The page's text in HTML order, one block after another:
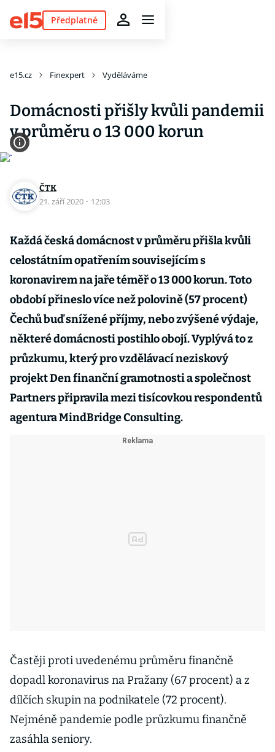
Předplatné
e15.cz Finexpert Vyděláváme
Domácnosti přišly kvůli pandemii
v průměru o 13 000 korun
ČTK
21. září 2020 · 12:03
Každá česká domácnost v průměru přišla kvůli
celostátním opatřením souvisejícím s
koronavirem na jaře téměř o 13 000 korun. Toto
období přineslo více než polovině (57 procent)
Čechů buď snížené příjmy, nebo zvýšené výdaje,
některé domácnosti postihlo obojí. Vyplývá to z
průzkumu, který pro vzdělávací neziskový
projekt Den finanční gramotnosti a společnost
Partners připravila mezi tisícovkou respondentů
agentura MindBridge Consulting.
Častěji proti uvedenému průměru finančně
dopadl koronavirus na Pražany (67 procent) a z
dílčích skupin na podnikatele (72 procent).
Nejméně pandemie podle průzkumu finančně
zasáhla seniory.